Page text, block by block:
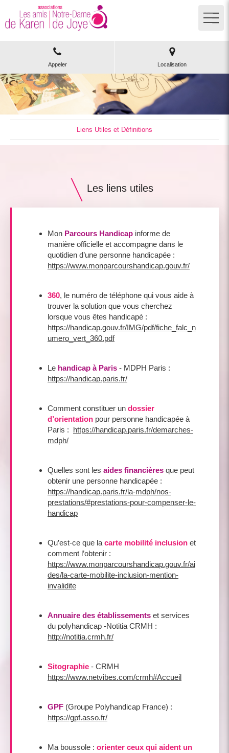
Appeler Localisation
Liens Utiles et Définitions
Les liens utiles
Mon Parcours Handicap informe de
manière officielle et accompagne dans le
quotidien d’une personne handicapée :
https://www.monparcourshandicap.gouv.fr/
360, le numéro de téléphone qui vous aide à
trouver la solution que vous cherchez
lorsque vous êtes handicapé :
https://handicap.gouv.fr/IMG/pdf/fiche_falc_n
umero_vert_360.pdf
Le handicap à Paris - MDPH Paris :
https://handicap.paris.fr/
Comment constituer un dossier
d’orientation pour personne handicapée à
Paris : https://handicap.paris.fr/demarches-
mdph/
Quelles sont les aides financières que peut
obtenir une personne handicapée :
https://handicap.paris.fr/la-mdph/nos-
prestations/#prestations-pour-compenser-le-
handicap
Qu’est-ce que la carte mobilité inclusion et
comment l’obtenir :
https://www.monparcourshandicap.gouv.fr/ai
des/la-carte-mobilite-inclusion-mention-
invalidite
Annuaire des établissements et services
du polyhandicap -Notitia CRMH :
http://notitia.crmh.fr/
Sitographie - CRMH
https://www.netvibes.com/crmh#Accueil
GPF (Groupe Polyhandicap France) :
https://gpf.asso.fr/
Ma boussole : orienter ceux qui aident un